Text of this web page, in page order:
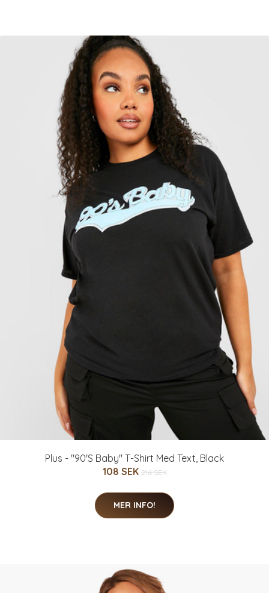
Plus - "90'S Baby" T-Shirt Med Text, Black
108 SEK 216 SEK
MER INFO!